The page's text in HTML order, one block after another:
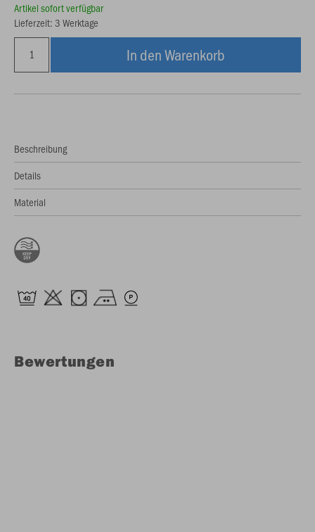
Artikel sofort verfügbar
Lieferzeit: 3 Werktage
In den Warenkorb
Beschreibung
Details
Material
Bewertungen